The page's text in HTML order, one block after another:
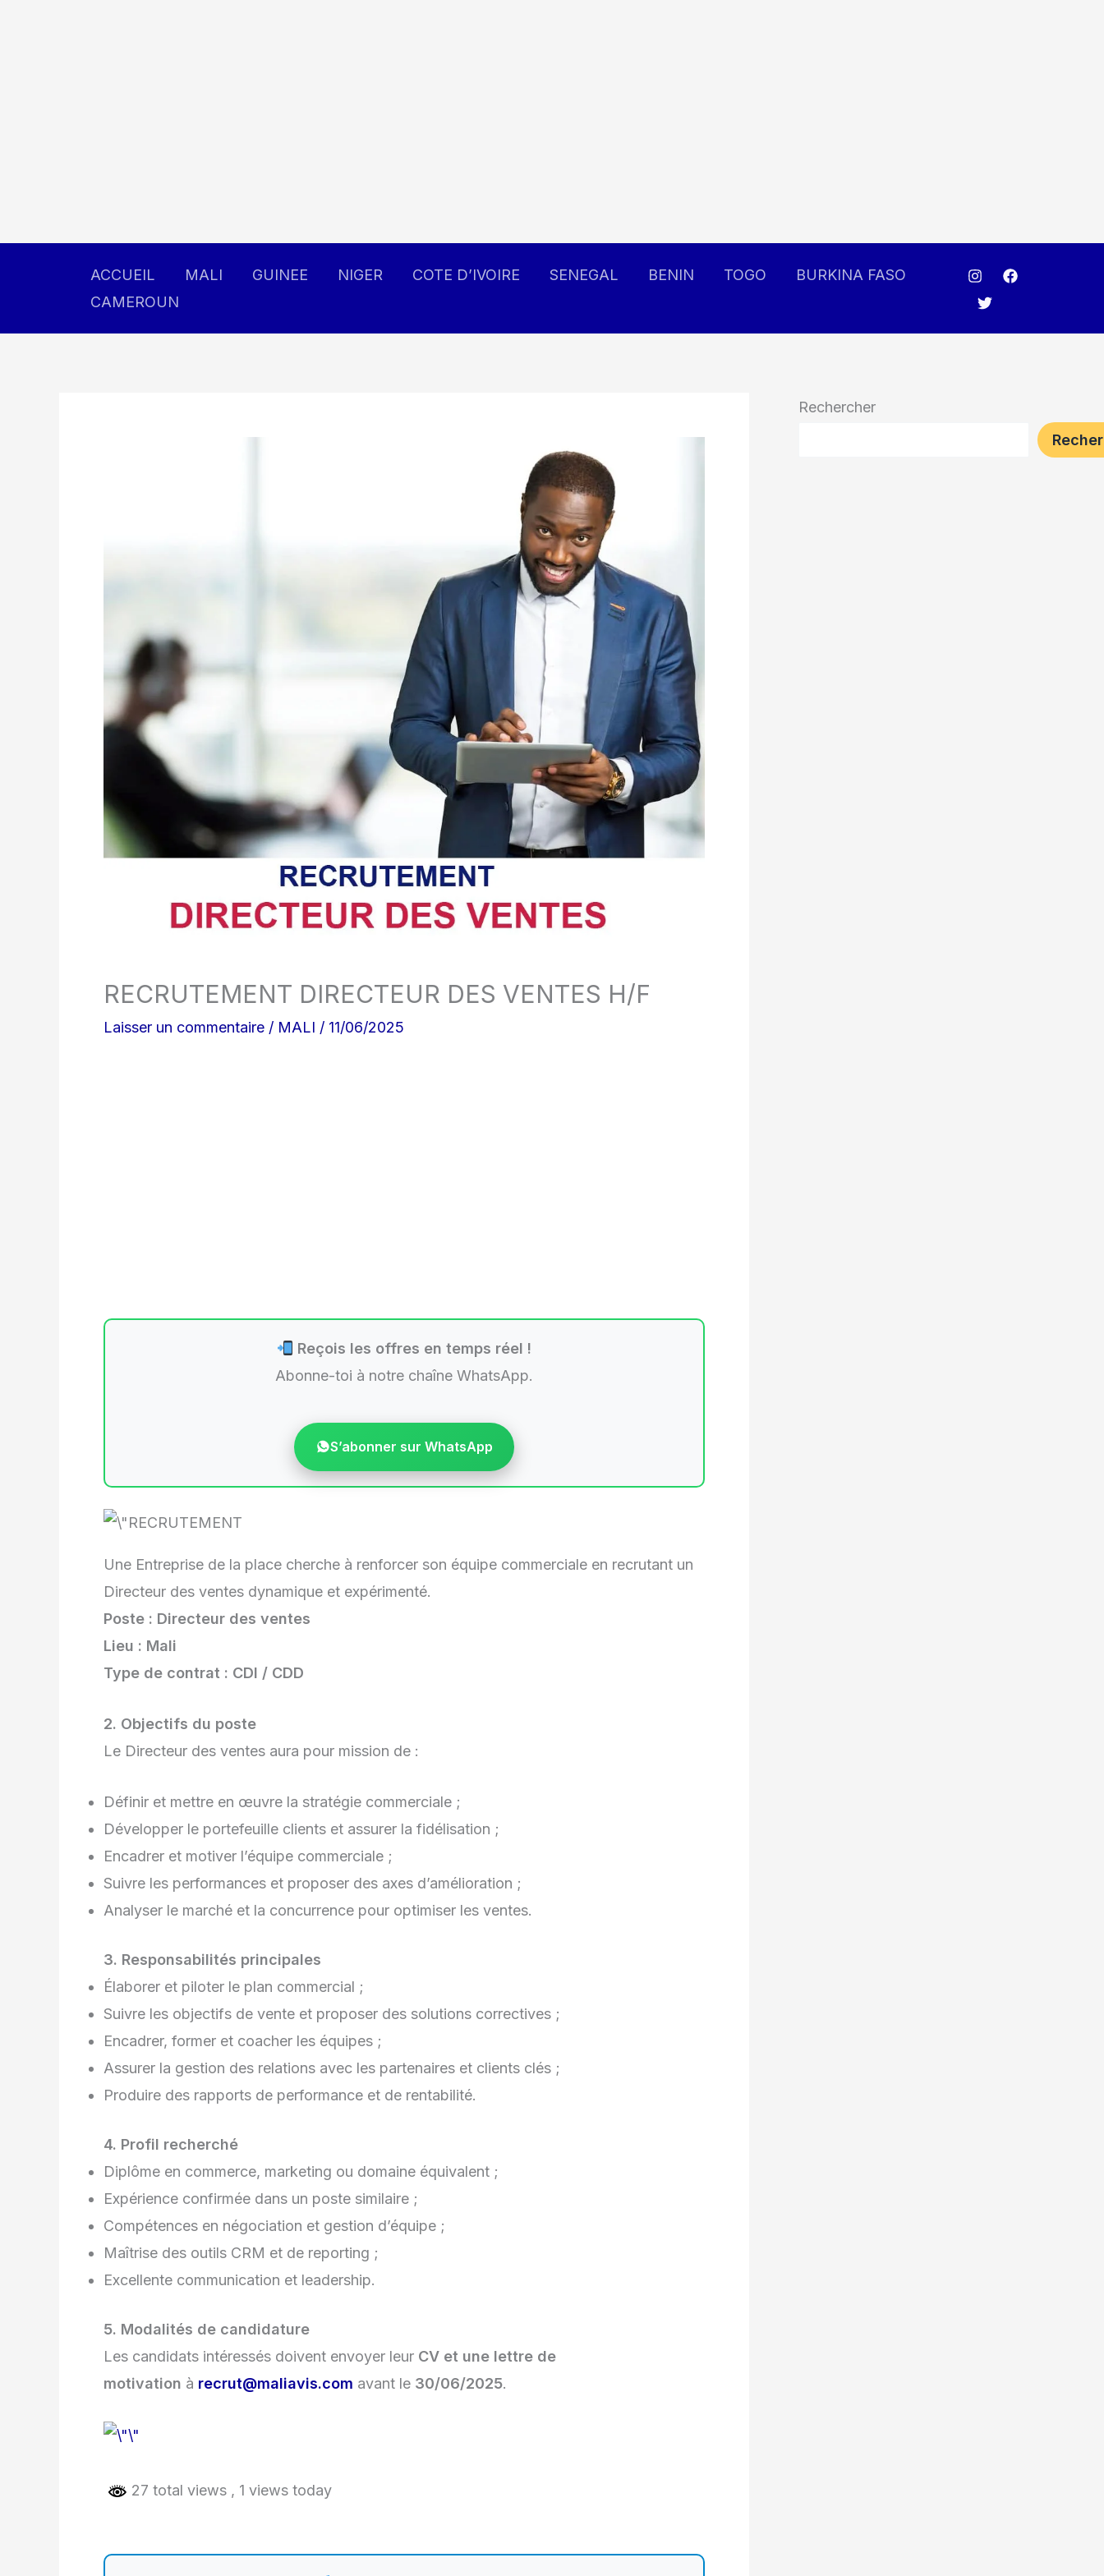
ACCUEIL MALI GUINEE NIGER COTE D’IVOIRE SENEGAL BENIN TOGO
BURKINA FASO
CAMEROUN
RECRUTEMENT DIRECTEUR DES VENTES H/F
Laisser un commentaire / MALI / 11/06/2025
Reçois les offres en temps réel !
Abonne-toi à notre chaîne WhatsApp.
S’abonner sur WhatsApp
Une Entreprise de la place cherche à renforcer son équipe commerciale en recrutant un
Directeur des ventes dynamique et expérimenté.
Poste : Directeur des ventes
Lieu : Mali
Type de contrat : CDI / CDD
2. Objectifs du poste
Le Directeur des ventes aura pour mission de :
Définir et mettre en œuvre la stratégie commerciale ;
Développer le portefeuille clients et assurer la fidélisation ;
Encadrer et motiver l’équipe commerciale ;
Suivre les performances et proposer des axes d’amélioration ;
Analyser le marché et la concurrence pour optimiser les ventes.
3. Responsabilités principales
Élaborer et piloter le plan commercial ;
Suivre les objectifs de vente et proposer des solutions correctives ;
Encadrer, former et coacher les équipes ;
Assurer la gestion des relations avec les partenaires et clients clés ;
Produire des rapports de performance et de rentabilité.
4. Profil recherché
Diplôme en commerce, marketing ou domaine équivalent ;
Expérience confirmée dans un poste similaire ;
Compétences en négociation et gestion d’équipe ;
Maîtrise des outils CRM et de reporting ;
Excellente communication et leadership.
5. Modalités de candidature
Les candidats intéressés doivent envoyer leur CV et une lettre de
motivation à recrut@maliavis.com avant le 30/06/2025.
27 total views , 1 views today
Rechercher